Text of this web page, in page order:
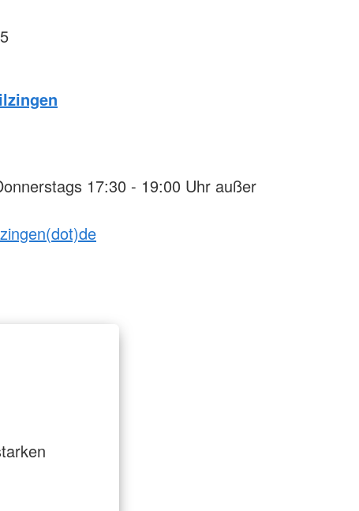
17:30 - 19:00 Uhr außer